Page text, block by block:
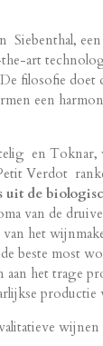
art
filosofie
een
en Toknar,
Verdot
uit de
van de
het
beste most
het trage
productie